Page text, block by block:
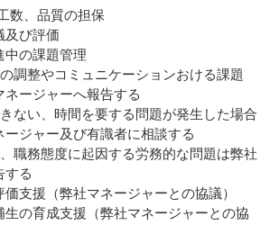
数、品質の担保
及び評価
中の課題管理
調整やコミュニケーションおける課題
ージャーへ報告する
ない、時間を要する問題が発生した場合
ジャー及び有識者に相談する
職務態度に起因する労務的な問題は弊社
する
価支援（弊社マネージャーとの協議）
生の育成支援（弊社マネージャーとの協